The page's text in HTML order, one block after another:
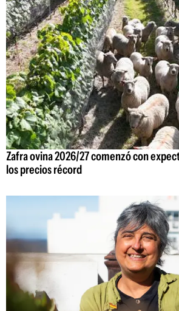
Zafra ovina 2026/27 comenzó con
los precios récord